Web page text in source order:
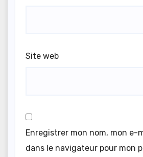
Site web
Enregistrer mon nom, mon e-
dans le navigateur pour mon